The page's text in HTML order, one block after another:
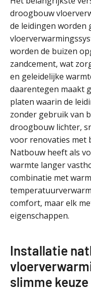
droogbouw
de leidingen worden
worden de buizen
zandcement, wat
en geleidelijke
daarentegen maakt
platen waarin de
zonder gebruik van
droogbouw lichter,
voor renovaties met
Natbouw heeft als
warmte langer
combinatie met
comfort, maar elk
eigenschappen.
Installatie
slimme